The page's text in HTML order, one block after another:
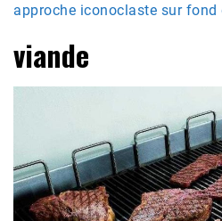
approche iconoclaste sur fond
viande